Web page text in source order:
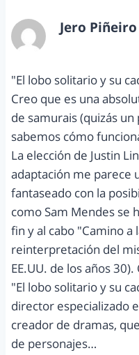
Jero Piñeiro
"El lobo solitario y su
Creo que es una
de samurais (quizás
sabemos cómo
La elección de Justin
adaptación me parece
fantaseado con la
como Sam Mendes se
fin y al cabo "Camino a
reinterpretación del
EE.UU. de los años
"El lobo solitario y su
director especializado
creador de dramas,
de personajes…